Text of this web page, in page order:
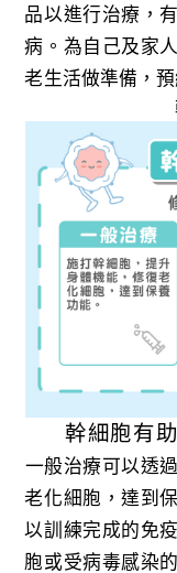
品以進行治療，
病。為自己及家
老生活做準備，
幹細胞有
一般治療可以透
老化細胞，達到
以訓練完成的免
胞或受病毒感染